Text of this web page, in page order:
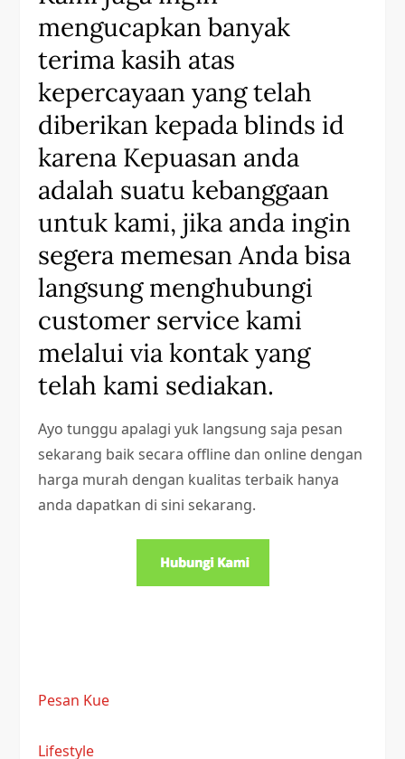
mengucapkan banyak
terima kasih atas
kepercayaan yang telah
diberikan kepada blinds id
karena Kepuasan anda
adalah suatu kebanggaan
untuk kami, jika anda ingin
segera memesan Anda bisa
langsung menghubungi
customer service kami
melalui via kontak yang
telah kami sediakan.
Ayo tunggu apalagi yuk langsung saja pesan
sekarang baik secara offline dan online dengan
harga murah dengan kualitas terbaik hanya
anda dapatkan di sini sekarang.
Pesan Kue
Lifestyle